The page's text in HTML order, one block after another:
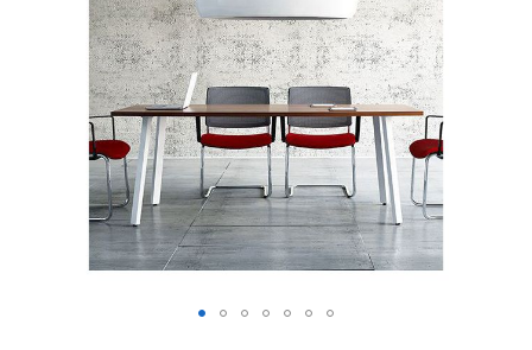
Vergadertafel Marta